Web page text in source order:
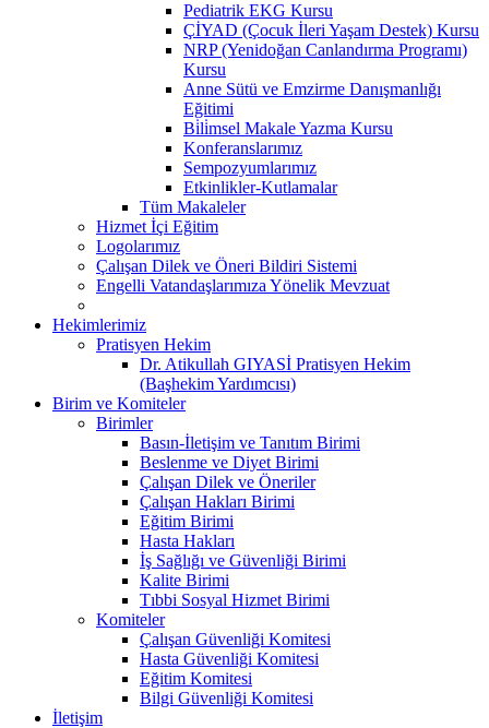
Pediatrik EKG Kursu
ÇİYAD (Çocuk İleri Yaşam Destek) Kursu
NRP (Yenidoğan Canlandırma Programı)
Kursu
Anne Sütü ve Emzirme Danışmanlığı
Eğitimi
Bi̇li̇msel Makale Yazma Kursu
Konferanslarımız
Sempozyumlarımız
Etkinlikler-Kutlamalar
Tüm Makaleler
Hizmet İçi Eğitim
Logolarımız
Çalışan Dilek ve Öneri Bildiri Sistemi
Engelli Vatandaşlarımıza Yönelik Mevzuat
Hekimlerimiz
Pratisyen Hekim
Dr. Atikullah GIYASİ Pratisyen Hekim
(Başhekim Yardımcısı)
Birim ve Komiteler
Birimler
Basın-İletişim ve Tanıtım Birimi
Beslenme ve Diyet Birimi
Çalışan Dilek ve Öneriler
Çalışan Hakları Birimi
Eğitim Birimi
Hasta Hakları
İş Sağlığı ve Güvenliği Birimi
Kalite Birimi
Tıbbi Sosyal Hizmet Birimi
Komiteler
Çalışan Güvenliği Komitesi
Hasta Güvenliği Komitesi
Eğitim Komitesi
Bilgi Güvenliği Komitesi
İletişim